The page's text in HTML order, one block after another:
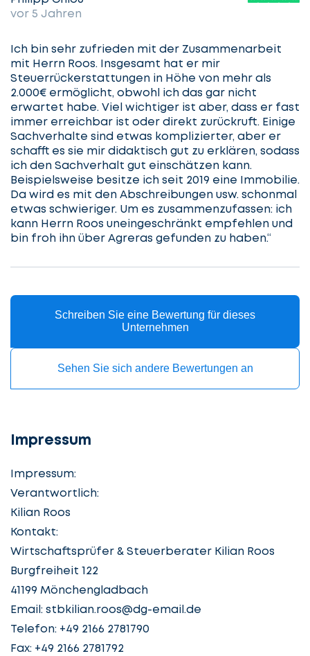
vor 5 Jahren
Ich bin sehr zufrieden mit der Zusammenarbeit
mit Herrn Roos. Insgesamt hat er mir
Steuerrückerstattungen in Höhe von mehr als
2.000€ ermöglicht, obwohl ich das gar nicht
erwartet habe. Viel wichtiger ist aber, dass er fast
immer erreichbar ist oder direkt zurückruft. Einige
Sachverhalte sind etwas komplizierter, aber er
schafft es sie mir didaktisch gut zu erklären, sodass
ich den Sachverhalt gut einschätzen kann.
Beispielsweise besitze ich seit 2019 eine Immobilie.
Da wird es mit den Abschreibungen usw. schonmal
etwas schwieriger. Um es zusammenzufassen: ich
kann Herrn Roos uneingeschränkt empfehlen und
bin froh ihn über Agreras gefunden zu haben.“
Schreiben Sie eine Bewertung für dieses
Unternehmen
Sehen Sie sich andere Bewertungen an
Impressum
Impressum:
Verantwortlich:
Kilian Roos
Kontakt:
Wirtschaftsprüfer & Steuerberater Kilian Roos
Burgfreiheit 122
41199 Mönchengladbach
Email: stbkilian.roos@dg-email.de
Telefon: +49 2166 2781790
Fax: +49 2166 2781792